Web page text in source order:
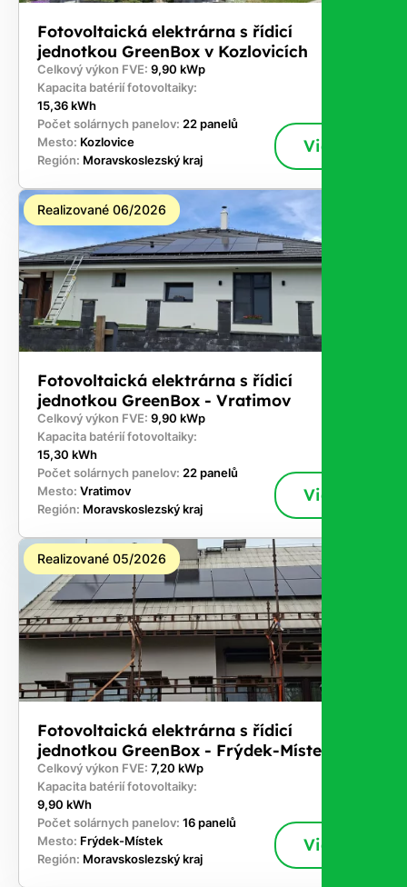
Fotovoltaická elektrárna s řídicí
jednotkou GreenBox v Kozlovicích
Celkový výkon FVE: 9,90 kWp
Kapacita batérií fotovoltaiky:
15,36 kWh
Počet solárnych panelov: 22 panelů
Mesto: Kozlovice
Región: Moravskoslezský kraj
Viac
Realizované 06/2026
Fotovoltaická elektrárna s řídicí
jednotkou GreenBox - Vratimov
Celkový výkon FVE: 9,90 kWp
Kapacita batérií fotovoltaiky:
15,30 kWh
Počet solárnych panelov: 22 panelů
Mesto: Vratimov
Región: Moravskoslezský kraj
Viac
Realizované 05/2026
Fotovoltaická elektrárna s řídicí
jednotkou GreenBox - Frýdek-Místek
Celkový výkon FVE: 7,20 kWp
Kapacita batérií fotovoltaiky:
9,90 kWh
Počet solárnych panelov: 16 panelů
Mesto: Frýdek-Místek
Región: Moravskoslezský kraj
Viac